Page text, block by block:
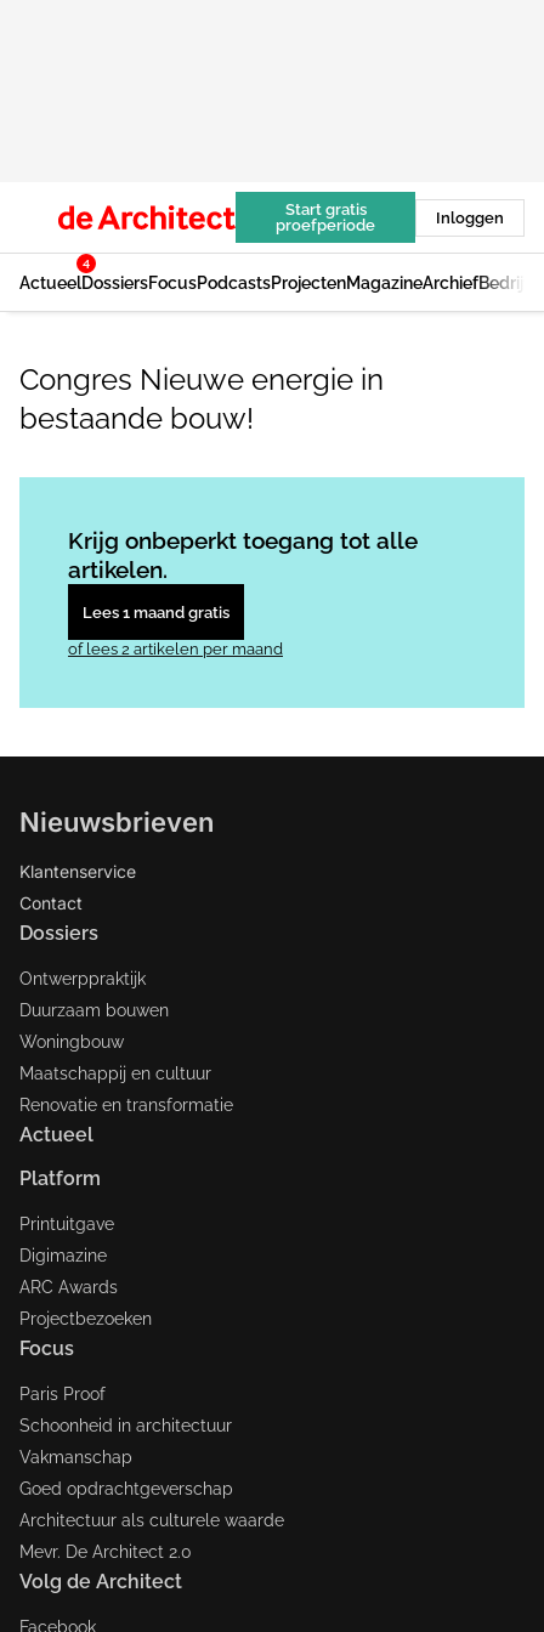
Start gratis
proefperiode
Inloggen
Actueel
4
DossiersFocusPodcastsProjectenMagazineArchief
Congres Nieuwe energie in
bestaande bouw!
Krijg onbeperkt toegang tot alle
artikelen.
Lees 1 maand gratis
of lees 2 artikelen per maand
Nieuwsbrieven
Klantenservice
Contact
Dossiers
Ontwerppraktijk
Duurzaam bouwen
Woningbouw
Maatschappij en cultuur
Renovatie en transformatie
Actueel
Platform
Printuitgave
Digimazine
ARC Awards
Projectbezoeken
Focus
Paris Proof
Schoonheid in architectuur
Vakmanschap
Goed opdrachtgeverschap
Architectuur als culturele waarde
Mevr. De Architect 2.0
Volg de Architect
Facebook